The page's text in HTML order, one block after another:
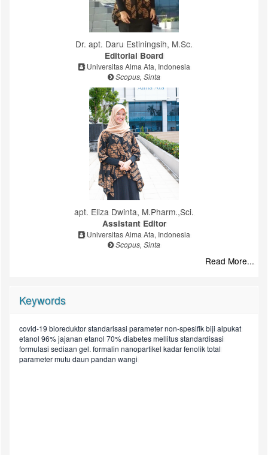
Dr. apt. Daru Estiningsih, M.Sc.
Editorial Board
Universitas Alma Ata, Indonesia
Scopus, Sinta
apt. Eliza Dwinta, M.Pharm.,Sci.
Assistant Editor
Universitas Alma Ata, Indonesia
Scopus, Sinta
Read More...
Keywords
daun jeruk nipis (citrus aurantifolia)
kulit lemon
daun kelor (moringa
kualitatif
dm tipe ii
komplikasi
suplemen kesehatan
kefarmasian
covid-19 bioreduktorstandarisasi parameter non-spesifikbiji alpukat
etanol 96%jajanan etanol 70%diabetes mellitusstandardisasi
formulasi sediaan gel. formalin nanopartikel kadar fenolik total
parameter mutu daun pandan wangi
borak
simplex lattice design (sld)
ekstrak
kualitas pelayanan
biji pala
daun pandan
keberhasilan terapi
pola pengobatan
antioksidan
analisis kesenjangan
minyak zaitun (olive oil)
parameter spesifik
lip
kadar flavonoid total
eksperimental